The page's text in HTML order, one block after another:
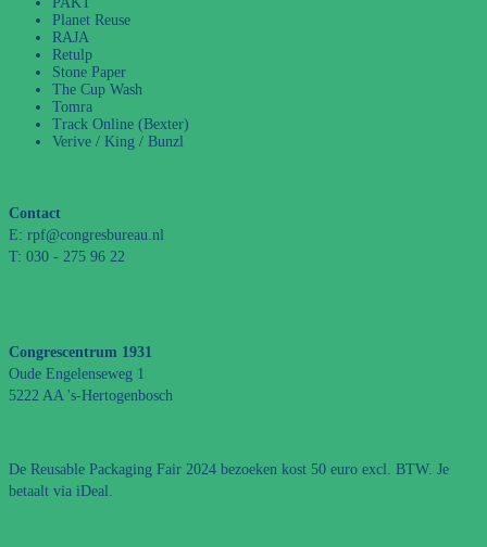
Planet Reuse
RAJA
Retulp
Stone Paper
The Cup Wash
Tomra
Track Online (Bexter)
Verive / King / Bunzl
Contact
E: rpf@congresbureau.nl
T: 030 - 275 96 22
Congrescentrum 1931
Oude Engelenseweg 1
5222 AA 's-Hertogenbosch
De Reusable Packaging Fair 2024 bezoeken kost 50 euro excl. BTW. Je
betaalt via iDeal.